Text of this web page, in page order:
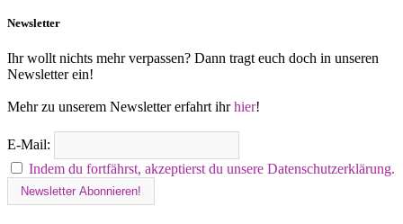
Newsletter
Ihr wollt nichts mehr verpassen? Dann tragt euch doch in unseren
Newsletter ein!
Mehr zu unserem Newsletter erfahrt ihrhier!
E-Mail:
Indem du fortfährst, akzeptierst du unsere Datenschutzerklärung.